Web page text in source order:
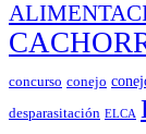
concurso conejo
desparasitación ELCA